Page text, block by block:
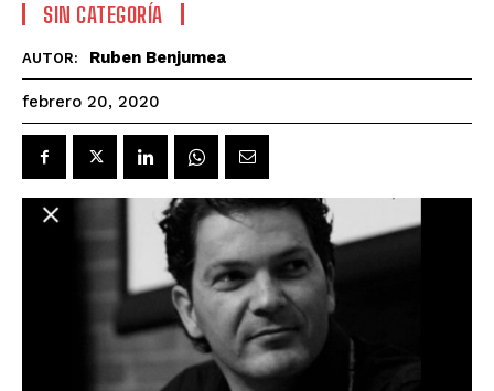
SIN CATEGORÍA
AUTOR: Ruben Benjumea
febrero 20, 2020